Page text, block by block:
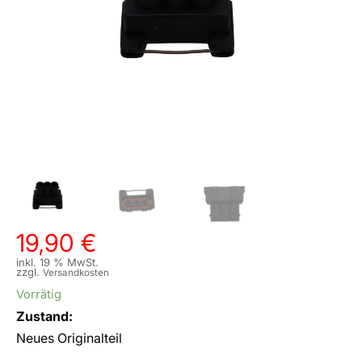
19,90 €
inkl. 19 % MwSt.
zzgl. Versandkosten
Vorrätig
Zustand:
Neues Originalteil